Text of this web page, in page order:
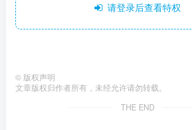
请登录后查看特权
© 版权声明
文章版权归作者所有，未经允许请勿转载。
THE END